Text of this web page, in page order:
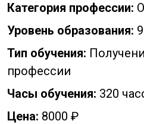
Категория профессии:
Уровень образования:
Тип обучения:
профессии
Часы обучения: 320
Цена: 8000 ₽